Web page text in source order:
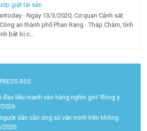
giật tài sản
- Ngày 13/3/2020, Cơ quan Cảnh sát
an thành phố Phan Rang - Tháp Chàm, tỉnh
bắt bị c...
RSS
đau liều mạnh vào hàng nghìn gói 'đông y
dân cần ứng xử văn minh trên không
2026